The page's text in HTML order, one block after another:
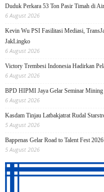
Duduk Perkara 53 Ton Pasir Timah di
6 August 2026
Kevin Wu PSI Fasilitasi Mediasi,
JakLingko
6 August 2026
Victory Trembesi Indonesia Hadirkan
6 August 2026
BPD HIPMI Jaya Gelar Seminar
6 August 2026
Kasdam Tinjau Latbakjatrat Rudal
5 August 2026
Bappenas Gelar Road to Talent Fest
5 August 2026